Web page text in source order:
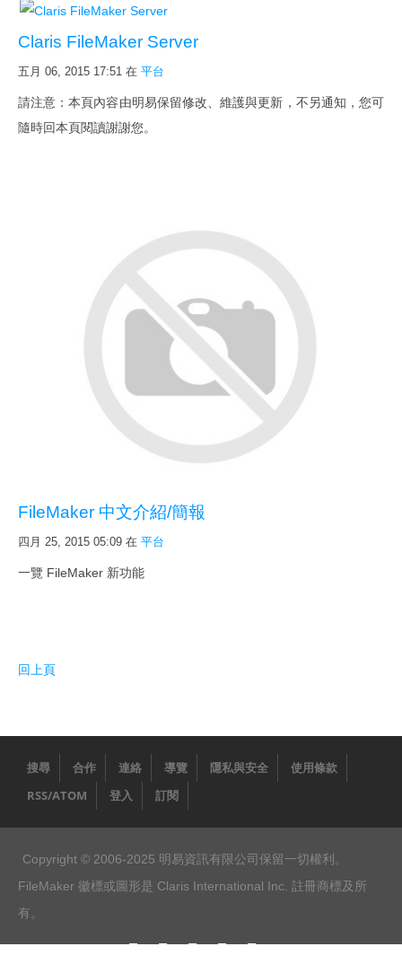
Claris FileMaker Server
五月 06, 2015 17:51 在 平台
請注意：本頁內容由明易保留修改、維護與更新，不另通知，您可
隨時回本頁閱讀謝謝您。
FileMaker 中文介紹/簡報
四月 25, 2015 05:09 在 平台
一覽 FileMaker 新功能
回上頁
搜尋 合作 連絡 導覽 隱私與安全
使用條款
RSS/ATOM
登入 訂閱
Copyright © 2006-2025 明易資訊有限公司保留一切權利。
FileMaker 徽標或圖形是 Claris International Inc. 註冊商標及所
有。